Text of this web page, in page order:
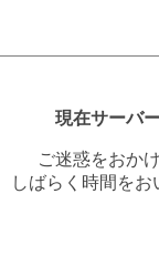
現在サーバ
ご迷惑をおか
しばらく時間を